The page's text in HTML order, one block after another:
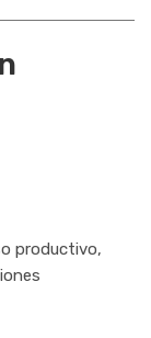
productivo,